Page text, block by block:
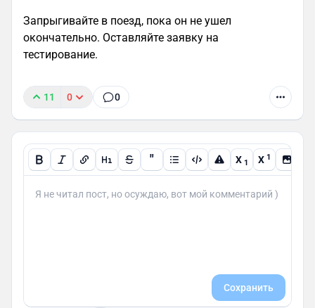
Запрыгивайте в поезд, пока он не ушел
окончательно. Оставляйте заявку на
тестирование.
11 0 0
" X 1 X 1
Сохранить